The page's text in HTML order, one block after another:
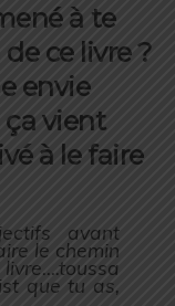
à te
ce livre ?
envie
ça vient
à le faire
avant
le chemin
que tu as,